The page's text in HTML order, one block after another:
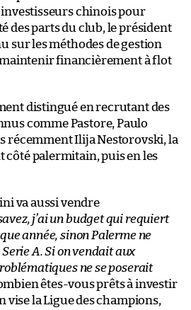
chinois pour
des parts du club, le président
sur les méthodes de gestion
financièrement à flot
distingué en recrutant des
comme Pastore, Paulo
récemment Ilija Nestorovski, la
côté palermitain, puis en les
va aussi vendre
j’ai un budget qui requiert
année, sinon Palerme ne
A. Si on vendait aux
ne se poserait
êtes-vous prêts à investir
vise la Ligue des champions,